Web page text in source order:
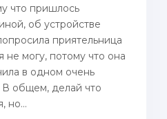
что пришлось
об устройстве
приятельница
могу, потому что она
в одном очень
В общем, делай что
но...